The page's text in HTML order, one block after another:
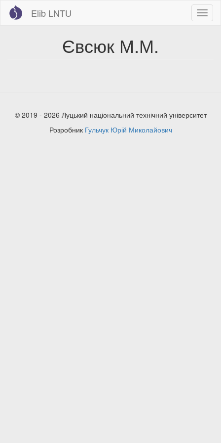
Перейти
Elib LNTU
Євсюк М.М.
© 2019 - 2026 Луцький національний технічний університет
Розробник Гульчук Юрій Миколайович